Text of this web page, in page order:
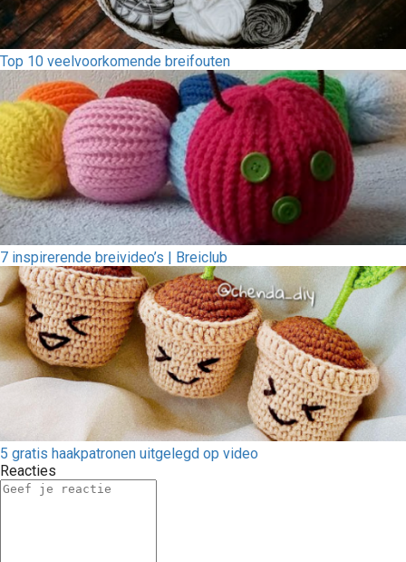
Top 10 veelvoorkomende breifouten
7 inspirerende breivideo’s | Breiclub
5 gratis haakpatronen uitgelegd op video
Reacties